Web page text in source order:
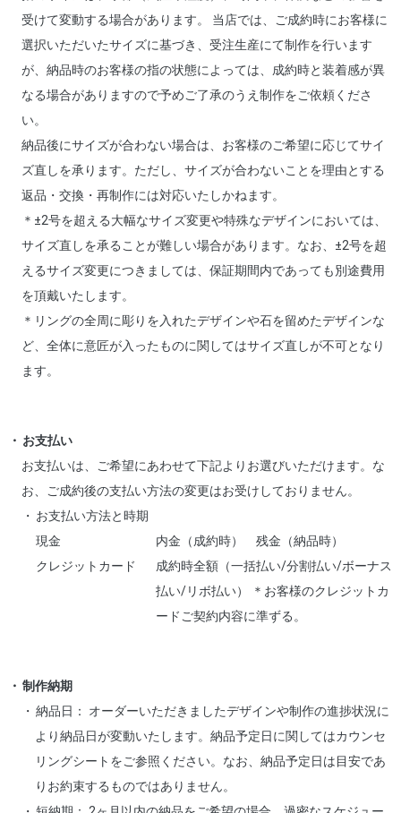
受けて変動する場合があります。 当店では、ご成約時にお客様に
選択いただいたサイズに基づき、受注生産にて制作を行います
が、納品時のお客様の指の状態によっては、成約時と装着感が異
なる場合がありますので予めご了承のうえ制作をご依頼くださ
い。
納品後にサイズが合わない場合は、お客様のご希望に応じてサイ
ズ直しを承ります。ただし、サイズが合わないことを理由とする
返品・交換・再制作には対応いたしかねます。
＊±2号を超える大幅なサイズ変更や特殊なデザインにおいては、
サイズ直しを承ることが難しい場合があります。なお、±2号を超
えるサイズ変更につきましては、保証期間内であっても別途費用
を頂戴いたします。
＊リングの全周に彫りを入れたデザインや石を留めたデザインな
ど、全体に意匠が入ったものに関してはサイズ直しが不可となり
ます。
お支払い
お支払いは、ご希望にあわせて下記よりお選びいただけます。な
お、ご成約後の支払い方法の変更はお受けしておりません。
お支払い方法と時期
現金
内金（成約時） 残金（納品時）
クレジットカード
成約時全額（一括払い/分割払い/ボーナス
払い/リボ払い） ＊お客様のクレジットカ
ードご契約内容に準ずる。
制作納期
納品日： オーダーいただきましたデザインや制作の進捗状況に
より納品日が変動いたします。納品予定日に関してはカウンセ
リングシートをご参照ください。なお、納品予定日は目安であ
りお約束するものではありません。